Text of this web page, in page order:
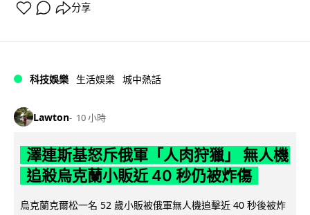
分享
科技娛樂 生活娛樂 城中熱話
Lawton 10 小時
澤連斯基怒斥俄軍「人肉狩獵」 無人機
追殺烏克蘭小販近 40 秒仍被炸傷
烏克蘭克爾松一名 52 歲小販被俄軍無人機追擊近 40 秒後被炸